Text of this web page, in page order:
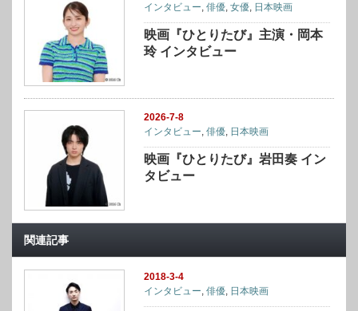
インタビュー ,俳優 ,女優 日本映画
映画『ひとりたび』主演・岡本
玲 インタビュー
2026-7-8
インタビュー,俳優, 日本映画
映画『ひとりたび』岩田奏 イン
タビュー
関連記事
2018-3-4
インタビュー,俳優, 日本映画